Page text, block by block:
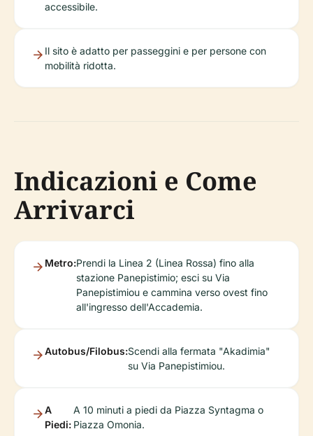
accessibile.
Il sito è adatto per passeggini e per persone con
mobilità ridotta.
Indicazioni e Come
Arrivarci
Metro:Prendi la Linea 2 (Linea Rossa) fino alla
stazione Panepistimio; esci su Via
Panepistimiou e cammina verso ovest fino
all'ingresso dell'Accademia.
Autobus/Filobus:Scendi alla fermata "Akadimia"
su Via Panepistimiou.
A
Piedi:
A 10 minuti a piedi da Piazza Syntagma o
Piazza Omonia.